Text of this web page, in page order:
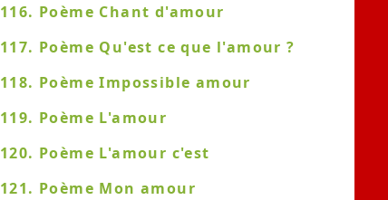
116. Poème Chant d'amour
117. Poème Qu'est ce que l'amour ?
118. Poème Impossible amour
119. Poème L'amour
120. Poème L'amour c'est
121. Poème Mon amour